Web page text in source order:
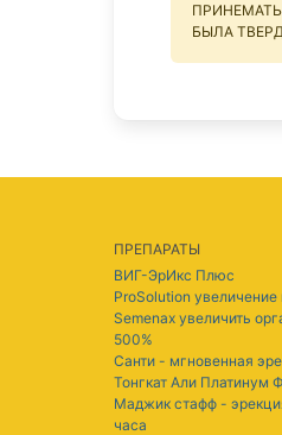
БЫЛА
ПРЕПАРАТЫ
ВИГ-ЭрИкс Плюс
ProSolution увеличение
Semenax увеличить
500%
Санти - мгновенная
Тонгкат Али Платинум
Маджик стафф -
часа